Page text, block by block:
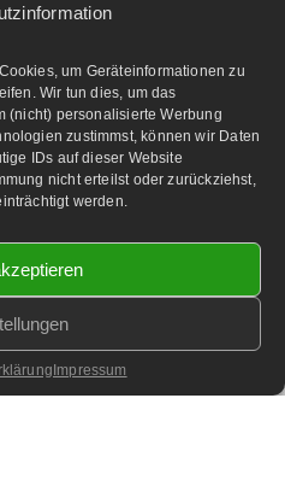
um Geräteinformationen zu
Wir tun dies, um das
(nicht) personalisierte Werbung
zustimmst, können wir Daten
IDs auf dieser Website
nicht erteilst oder zurückziehst,
werden.
Impressum
- Alle Rechte vorbehalten.
DF-Media.at